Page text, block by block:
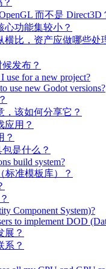
而不是 Direct3D
心功能集较小？
比，资产应做哪些处
发布？
use for a new project?
use new Godot versions?
，该如何分享它？
应用？
？
是什么？
build system?
标准模板库）？
Component System)?
to implement DOD
展？
系？